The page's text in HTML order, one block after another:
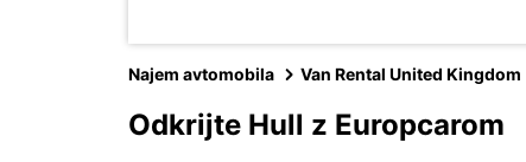
Najem avtomobila Van Rental United Kingdom
Odkrijte Hull z Europcarom